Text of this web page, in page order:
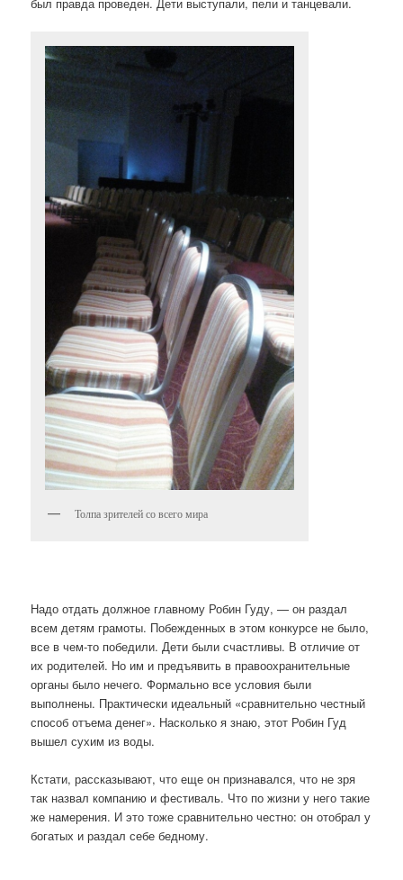
Толпа зрителей со всего мира
Надо отдать должное главному Робин Гуду, — он раздал
всем детям грамоты. Побежденных в этом конкурсе не было,
все в чем-то победили. Дети были счастливы. В отличие от
их родителей. Но им и предъявить в правоохранительные
органы было нечего. Формально все условия были
выполнены. Практически идеальный «сравнительно честный
способ отъема денег». Насколько я знаю, этот Робин Гуд
вышел сухим из воды.
Кстати, рассказывают, что еще он признавался, что не зря
так назвал компанию и фестиваль. Что по жизни у него такие
же намерения. И это тоже сравнительно честно: он отобрал у
богатых и раздал себе бедному.